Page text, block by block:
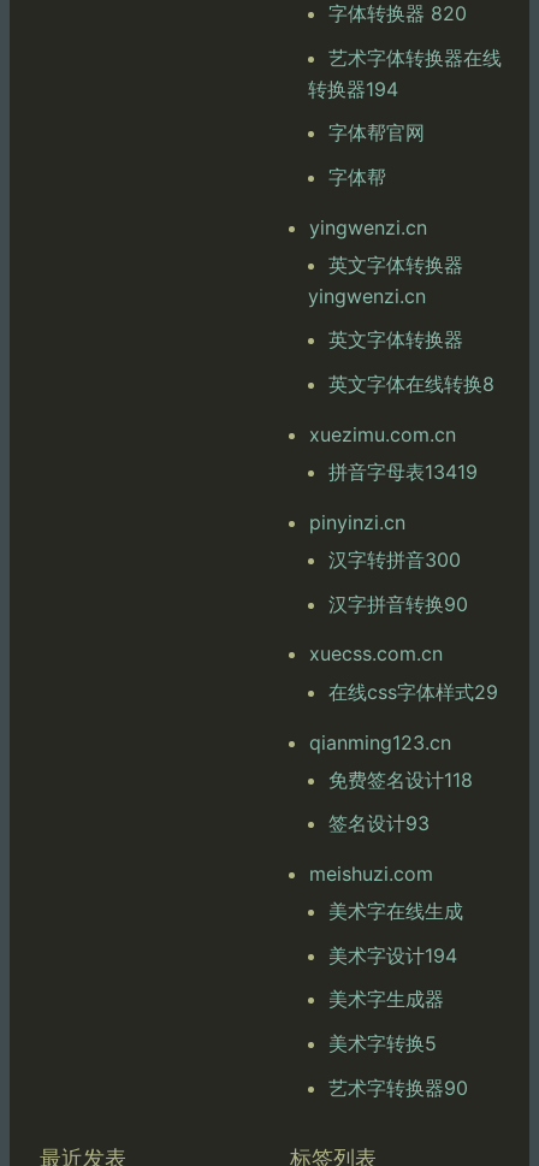
字体转换器 820
艺术字体转换器在线
转换器194
字体帮官网
字体帮
yingwenzi.cn
英文字体转换器
yingwenzi.cn
英文字体转换器
英文字体在线转换8
xuezimu.com.cn
拼音字母表13419
pinyinzi.cn
汉字转拼音300
汉字拼音转换90
xuecss.com.cn
在线css字体样式29
qianming123.cn
免费签名设计118
签名设计93
meishuzi.com
美术字在线生成
美术字设计194
美术字生成器
美术字转换5
艺术字转换器90
最近发表 标签列表